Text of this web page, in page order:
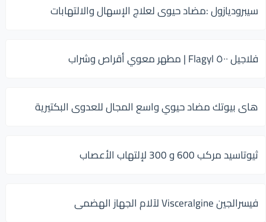
سيبروديازول :مضاد حيوى لعلاج الإسهال والالتهابات
فلاجيل ٥٠٠ Flagyl | مطهر معوي أقراص وشراب
هاى بيوتك مضاد حيوي واسع المجال للعدوى البكتيرية
ثيوتاسيد مركب 600 و 300 لإلتهاب الأعصاب
فيسرالجين Visceralgine لآلام الجهاز الهضمى